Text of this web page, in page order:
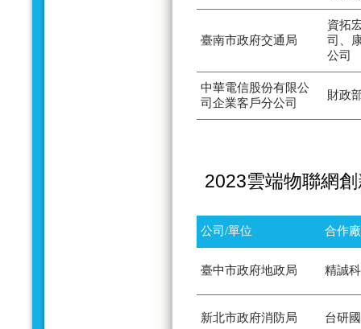
臺南市政府交通局
資拓
司、
公司
中華電信股份有限公
司企業客戶分公司
財政
2023雲端物聯網
公司/單位 合作
臺中市政府地政局 精誠
新北市政府消防局 台研